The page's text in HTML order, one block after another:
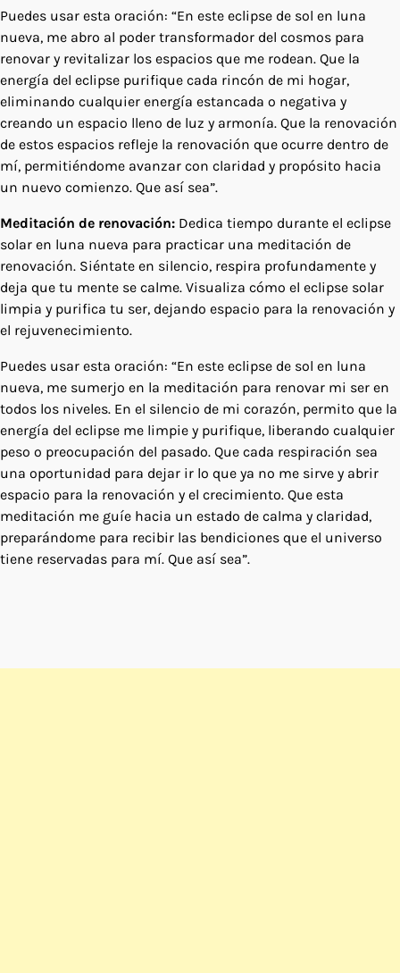
Puedes usar esta oración: “En este eclipse de sol en luna
nueva, me abro al poder transformador del cosmos para
renovar y revitalizar los espacios que me rodean. Que la
energía del eclipse purifique cada rincón de mi hogar,
eliminando cualquier energía estancada o negativa y
creando un espacio lleno de luz y armonía. Que la renovación
de estos espacios refleje la renovación que ocurre dentro de
mí, permitiéndome avanzar con claridad y propósito hacia
un nuevo comienzo. Que así sea”.
Meditación de renovación: Dedica tiempo durante el eclipse
solar en luna nueva para practicar una meditación de
renovación. Siéntate en silencio, respira profundamente y
deja que tu mente se calme. Visualiza cómo el eclipse solar
limpia y purifica tu ser, dejando espacio para la renovación y
el rejuvenecimiento.
Puedes usar esta oración: “En este eclipse de sol en luna
nueva, me sumerjo en la meditación para renovar mi ser en
todos los niveles. En el silencio de mi corazón, permito que la
energía del eclipse me limpie y purifique, liberando cualquier
peso o preocupación del pasado. Que cada respiración sea
una oportunidad para dejar ir lo que ya no me sirve y abrir
espacio para la renovación y el crecimiento. Que esta
meditación me guíe hacia un estado de calma y claridad,
preparándome para recibir las bendiciones que el universo
tiene reservadas para mí. Que así sea”.